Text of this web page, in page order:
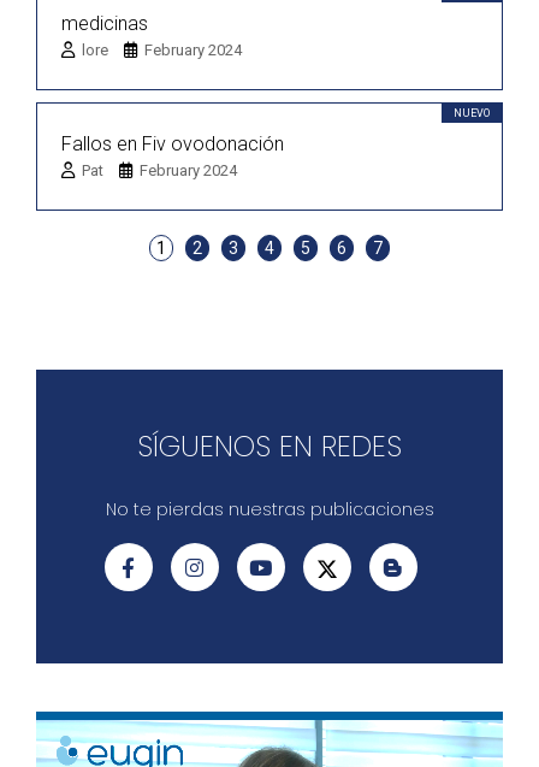
medicinas
lore February 2024
NUEVO
Fallos en Fiv ovodonación
Pat February 2024
1 2 3 4 5 6 7
SÍGUENOS EN REDES
No te pierdas nuestras publicaciones